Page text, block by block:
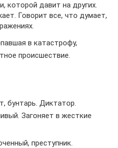
которой давит на других.
Говорит все, что думает,
в катастрофу,
происшествие.
бунтарь. Диктатор.
Загоняет в жесткие
преступник.